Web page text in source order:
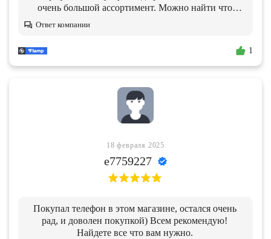
очень большой ассортимент. Можно найти что
Ответ компании
1
18 февраля 2025
e7759227
Покупал телефон в этом магазине, остался очень
рад, и доволен покупкой) Всем рекомендую!
Найдете все что вам нужно.